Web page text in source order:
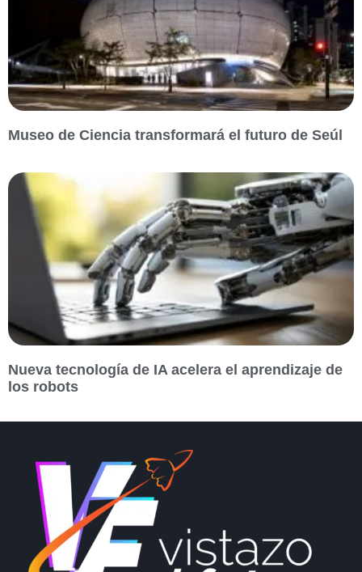
Museo de Ciencia transformará el futuro de Seúl
Nueva tecnología de IA acelera el aprendizaje de
los robots